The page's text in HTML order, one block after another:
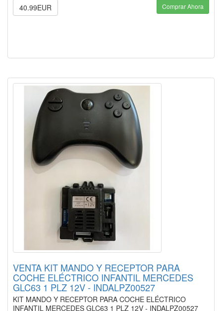
40.99EUR
Comprar Ahora
VENTA KIT MANDO Y RECEPTOR PARA
COCHE ELÉCTRICO INFANTIL MERCEDES
GLC63 1 PLZ 12V - INDALPZ00527
KIT MANDO Y RECEPTOR PARA COCHE ELÉCTRICO
INFANTIL MERCEDES GLC63 1 PLZ 12V - INDALPZ00527